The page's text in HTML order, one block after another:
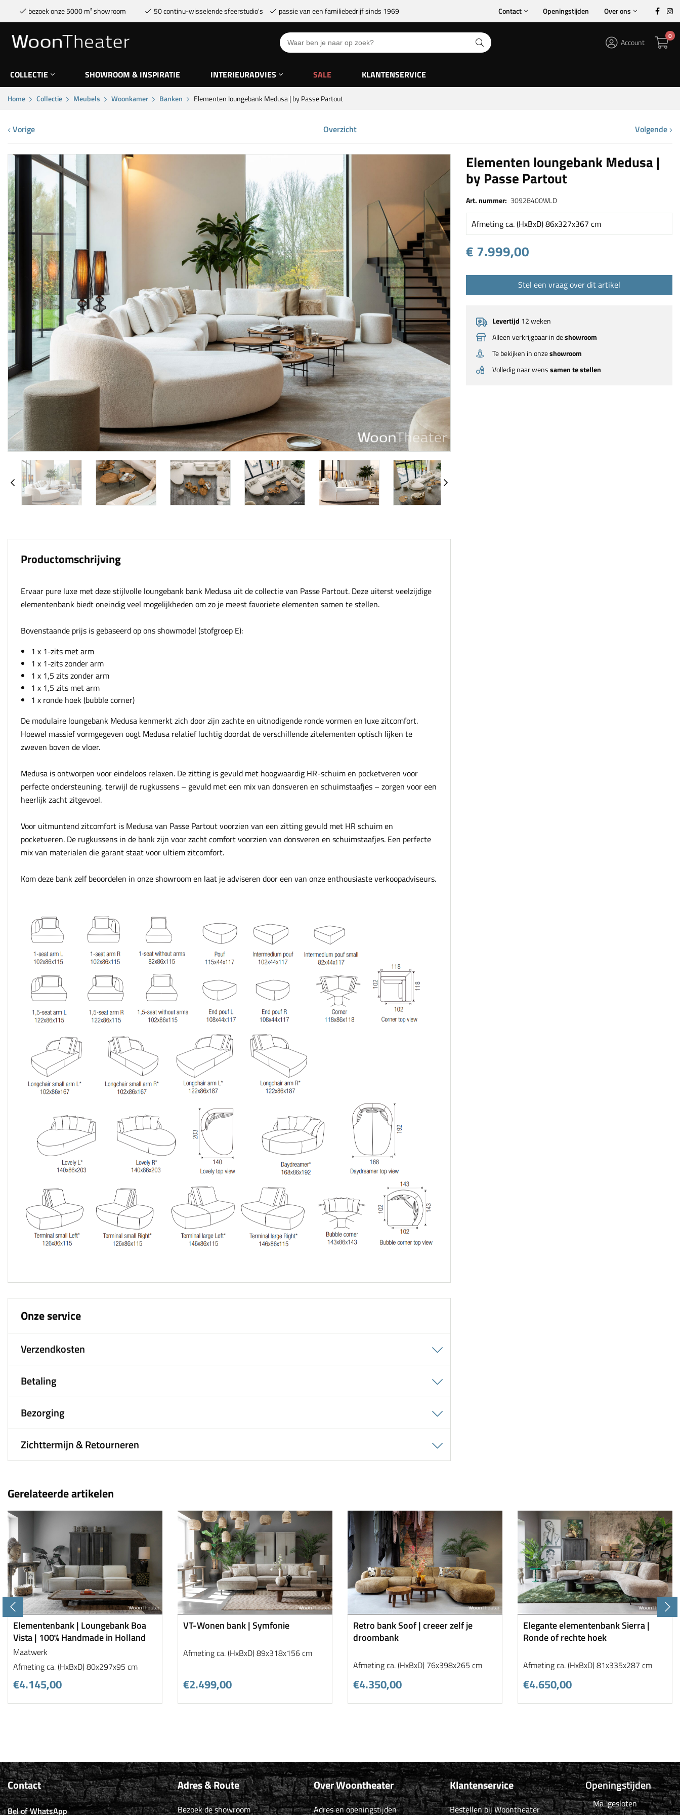
bezoek onze 5000 m² showroom 50 continu-wisselende sfeerstudio's passie van een familiebedrijf sinds 1969 Contact Openingstijden Over ons
0
Account
COLLECTIE SHOWROOM & INSPIRATIE INTERIEURADVIES SALE KLANTENSERVICE
Home Collectie Meubels Woonkamer Banken Elementen loungebank Medusa | by Passe Partout
Vorige Overzicht Volgende
Productomschrijving
Ervaar pure luxe met deze stijlvolle loungebank bank Medusa uit de collectie van Passe Partout. Deze uiterst veelzijdige
elementenbank biedt oneindig veel mogelijkheden om zo je meest favoriete elementen samen te stellen.
Bovenstaande prijs is gebaseerd op ons showmodel (stofgroep E):
1 x 1-zits met arm
1 x 1-zits zonder arm
1 x 1,5 zits zonder arm
1 x 1,5 zits met arm
1 x ronde hoek (bubble corner)
De modulaire loungebank Medusa kenmerkt zich door zijn zachte en uitnodigende ronde vormen en luxe zitcomfort.
Hoewel massief vormgegeven oogt Medusa relatief luchtig doordat de verschillende zitelementen optisch lijken te
zweven boven de vloer.
Medusa is ontworpen voor eindeloos relaxen. De zitting is gevuld met hoogwaardig HR-schuim en pocketveren voor
perfecte ondersteuning, terwijl de rugkussens – gevuld met een mix van donsveren en schuimstaafjes – zorgen voor een
heerlijk zacht zitgevoel.
Voor uitmuntend zitcomfort is Medusa van Passe Partout voorzien van een zitting gevuld met HR schuim en
pocketveren. De rugkussens in de bank zijn voor zacht comfort voorzien van donsveren en schuimstaafjes. Een perfecte
mix van materialen die garant staat voor ultiem zitcomfort.
Kom deze bank zelf beoordelen in onze showroom en laat je adviseren door een van onze enthousiaste verkoopadviseurs.
Onze service
Verzendkosten
Betaling
Bezorging
Zichttermijn & Retourneren
Elementen loungebank Medusa |
by Passe Partout
Art. nummer: 30928400WLD
Afmeting ca. (HxBxD) 86x327x367 cm
€ 7.999,00
Stel een vraag over dit artikel
Levertijd 12 weken
Alleen verkrijgbaar in deshowroom
Te bekijken in onzeshowroom
Volledig naar wenssamen te stellen
Gerelateerde artikelen
Elementenbank | Loungebank Boa
Vista | 100% Handmade in Holland
Maatwerk
Afmeting ca. (HxBxD) 80x297x95 cm
€4.145,00
VT-Wonen bank | Symfonie
Afmeting ca. (HxBxD) 89x318x156 cm
€2.499,00
Retro bank Soof | creeer zelf je
droombank
Afmeting ca. (HxBxD) 76x398x265 cm
€4.350,00
Elegante elementenbank Sierra |
Ronde of rechte hoek
Afmeting ca. (HxBxD) 81x335x287 cm
€4.650,00
Contact
Bel of WhatsApp
Adres & Route
Bezoek de showroom
Over Woontheater
Adres en openingstijden
Klantenservice
Bestellen bij Woontheater
Openingstijden
Ma gesloten